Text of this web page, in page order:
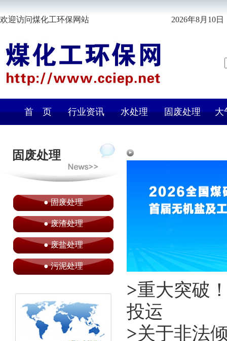
欢迎访问煤化工环保网站 2026年8月10
首 页 行业资讯 水处理 固废处理 大
固废处理
● 固废处理
● 废渣处理
● 废盐处理
● 污泥处理
>重大突破
投运
>关于非法